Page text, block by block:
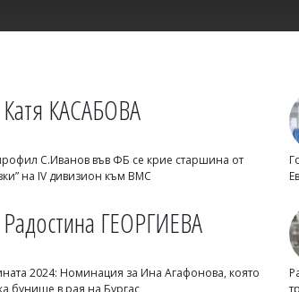
Катя КАСАБОВА
С.Иванов във ФБ се крие старшина от
на IV дивизион към ВМС
Радостина ГЕОРГИЕВА
2024: Номинация за Ина Агафонова, която
бунище в рая на Бургас